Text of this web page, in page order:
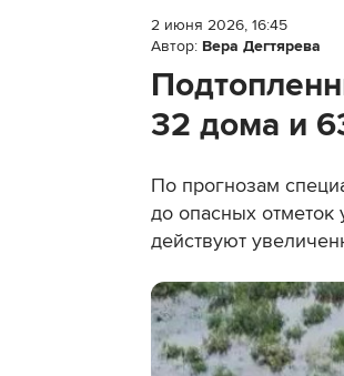
2 июня 2026, 16:45
Автор: Вера Дегтярева
32 дома и
По прогнозам
до опасных
действуют